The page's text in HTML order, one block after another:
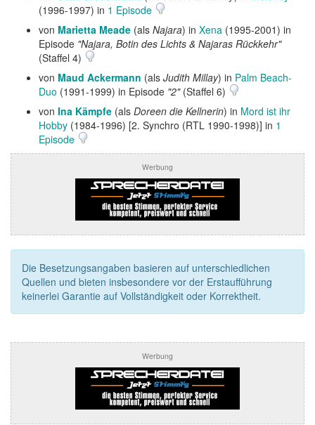
(1996-1997) in 1 Episode
von Marietta Meade (als Najara) in Xena (1995-2001) in
Episode "Najara, Botin des Lichts & Najaras Rückkehr"
(Staffel 4)
von Maud Ackermann (als Judith Millay) in Palm Beach-
Duo (1991-1999) in Episode "2"(Staffel 6)
von Ina Kämpfe (als Doreen die Kellnerin) in Mord ist ihr
Hobby (1984-1996) [2. Synchro (RTL 1990-1998)] in 1
Episode
Werbung
Die Besetzungsangaben basieren auf unterschiedlichen
Quellen und bieten insbesondere vor der Erstaufführung
keinerlei Garantie auf Vollständigkeit oder Korrektheit.
Werbung